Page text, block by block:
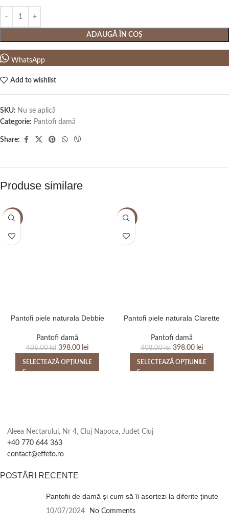
ADAUGĂ ÎN COȘ
WhatsApp
Add to wishlist
SKU: Nu se aplică
Categorie: Pantofi damă
Share:
Produse similare
-2%
Pantofi piele naturala Debbie
Pantofi damă
408.00lei 398.00 lei
SELECTEAZĂ OPȚIUNILE
-2%
Pantofi piele naturala Clarette
Pantofi damă
408.00lei 398.00 lei
SELECTEAZĂ OPȚIUNILE
Aleea Nectarului, Nr 4, Cluj Napoca, Judet Cluj
+40 770 644 363
contact@effeto.ro
POSTĂRI RECENTE
Pantofii de damă și cum să îi asortezi la diferite ținute
10/07/2024 No Comments